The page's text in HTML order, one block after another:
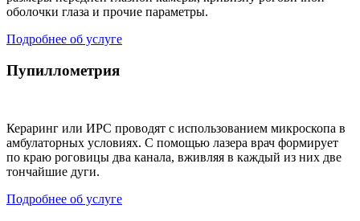
оболочки глаза и прочие параметры.
Подробнее об услуге
Пупиллометрия
Кераринг или ИРС проводят с использованием микроскопа в
амбулаторных условиях. С помощью лазера врач формирует
по краю роговицы два канала, вживляя в каждый из них две
тончайшие дуги.
Подробнее об услуге